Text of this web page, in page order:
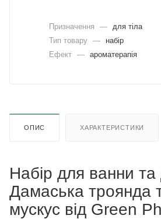
Призначення —
для тіла
Тип товару —
набір
Ефект — ароматерапія
ОПИС ХАРАКТЕРИСТИКИ
Набір для ванни
Дамаська троянда
мускус від Green